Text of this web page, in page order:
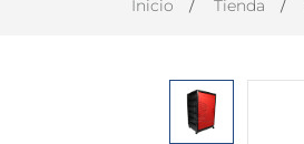
Inicio Tienda